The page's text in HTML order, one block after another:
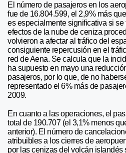
El número de pasajeros en los
fue de 16.804.599, el 2,9% más
es especialmente significativa si
efectos de la nube de ceniza
volvieron a afectar al tráfico del
consiguiente repercusión en el
red de Aena. Se calcula que la
ha supuesto en mayo una
pasajeros, por lo que, de no
representado el 6% más de
2009.
En cuanto a las operaciones, el
total de 190.707 (el 3,1% menos
anterior). El número de
atribuibles a los cierres de
por las cenizas del volcán islandés